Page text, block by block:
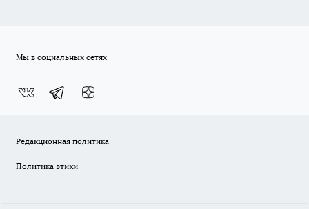
Мы в социальных сетях
Редакционная политика
Политика этики